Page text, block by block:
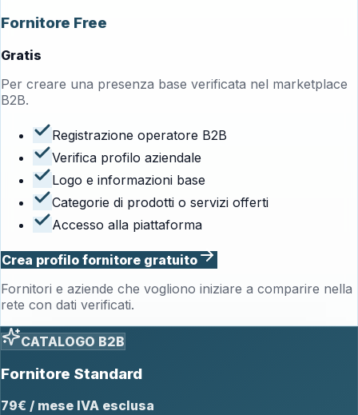
Fornitore Free
Gratis
Per creare una presenza base verificata nel marketplace
B2B.
Registrazione operatore B2B
Verifica profilo aziendale
Logo e informazioni base
Categorie di prodotti o servizi offerti
Accesso alla piattaforma
Crea profilo fornitore gratuito
Fornitori e aziende che vogliono iniziare a comparire nella
rete con dati verificati.
CATALOGO B2B
Fornitore Standard
79€ / mese IVA esclusa